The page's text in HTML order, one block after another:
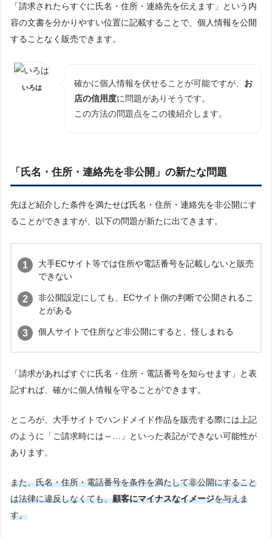
「請求されたらすぐに氏名・住所・連絡先を伝えます」という内
容の文書を分かりやすい位置に記載することで、個人情報を公開
することなく販売できます。
いろは 確かに個人情報を伏せることが可能ですが、 お
店の信用度に問題がありそうです。
この方法の問題点をこの後紹介します。
「氏名・住所・連絡先を非公開」の新たな問題
先ほど紹介した条件を満たせば氏名・住所・連絡先を非公開にす
ることができますが、以下の問題が新たに出てきます。
大手ECサイト等では住所や電話番号を記載しないと販売
できない
非公開設定にしても、ECサイト側の判断で公開されるこ
とがある
個人サイトで住所など非公開にすると、怪しまれる
「請求があればすぐに氏名・住所・電話番号を知らせます」と表
記すれば、確かに個人情報を守ることができます。
ところが、大手サイトでハンドメイド作品を販売する際には上記
のように「ご請求時には～…」といった表記ができない可能性が
あります。
また、氏名・住所・電話番号を条件を満たして非公開にすること
は法律に違反しなくても、顧客にマイナスなイメージを与えま
す。